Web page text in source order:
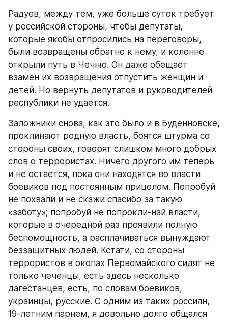
Радуев, между тем, уже больше суток требует
у российской стороны, чтобы депутаты,
которые якобы отпросились на переговоры,
были возвращены обратно к нему, и колонне
открыли путь в Чечню. Он даже обещает
взамен их возвращения отпустить женщин и
детей. Но вернуть депутатов и руководителей
республики не удается.
Заложники снова, как это было и в Буденновске,
проклинают родную власть, боятся штурма со
стороны своих, говорят слишком много добрых
слов о террористах. Ничего другого им теперь
и не остается, пока они находятся во власти
боевиков под постоянным прицелом. Попробуй
не похвали и не скажи спасибо за такую
«заботу»; попробуй не попрокли-най власти,
которые в очередной раз проявили полную
беспомощность, а расплачиваться вынуждают
беззащитных людей. Кстати, со стороны
террористов в окопах Первомайского сидят не
только чеченцы, есть здесь несколько
дагестанцев, есть, по словам боевиков,
украинцы, русские. С одним из таких россиян,
19-летним парнем, я довольно долго общался